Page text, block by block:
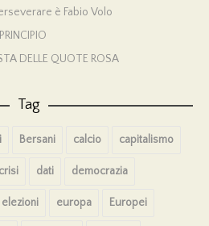
è Fabio Volo
PRINCIPIO
DELLE QUOTE ROSA
Tag
Bersani calcio capitalismo
crisi dati democrazia
elezioni europa Europei